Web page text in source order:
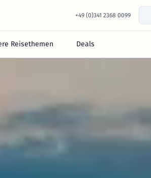
+49 (0)341 2368 0099
Reisethemen Deals